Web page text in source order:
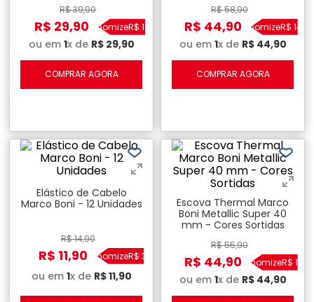
R$39,90
R$ 29,90EconomizeR$ 10
ou em 1x de R$ 29,90
COMPRAR AGORA
R$58,90
R$ 44,90EconomizeR$ 14
ou em 1x de R$ 44,90
COMPRAR AGORA
Elástico de Cabelo
Marco Boni - 12 Unidades
R$14,90
R$ 11,90EconomizeR$ 3
ou em 1x de R$11,90
Escova Thermal Marco
Boni Metallic Super 40
mm - Cores Sortidas
R$55,90
R$ 44,90EconomizeR$ 11
ou em 1x de R$ 44,90